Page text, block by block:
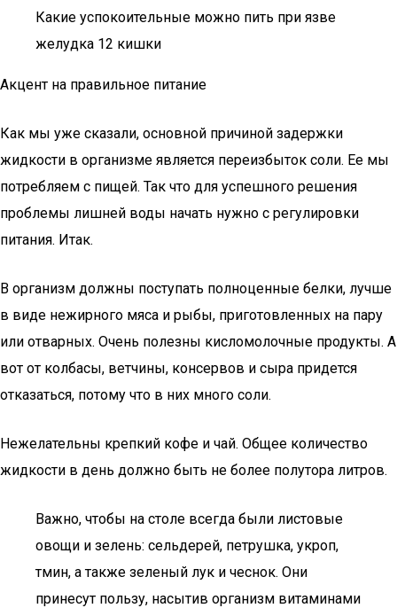
Какие успокоительные можно пить при язве
желудка 12 кишки
Акцент на правильное питание
Как мы уже сказали, основной причиной задержки
жидкости в организме является переизбыток соли. Ее мы
потребляем с пищей. Так что для успешного решения
проблемы лишней воды начать нужно с регулировки
питания. Итак.
В организм должны поступать полноценные белки, лучше
в виде нежирного мяса и рыбы, приготовленных на пару
или отварных. Очень полезны кисломолочные продукты. А
вот от колбасы, ветчины, консервов и сыра придется
отказаться, потому что в них много соли.
Нежелательны крепкий кофе и чай. Общее количество
жидкости в день должно быть не более полутора литров.
Важно, чтобы на столе всегда были листовые
овощи и зелень: сельдерей, петрушка, укроп,
тмин, а также зеленый лук и чеснок. Они
принесут пользу, насытив организм витаминами